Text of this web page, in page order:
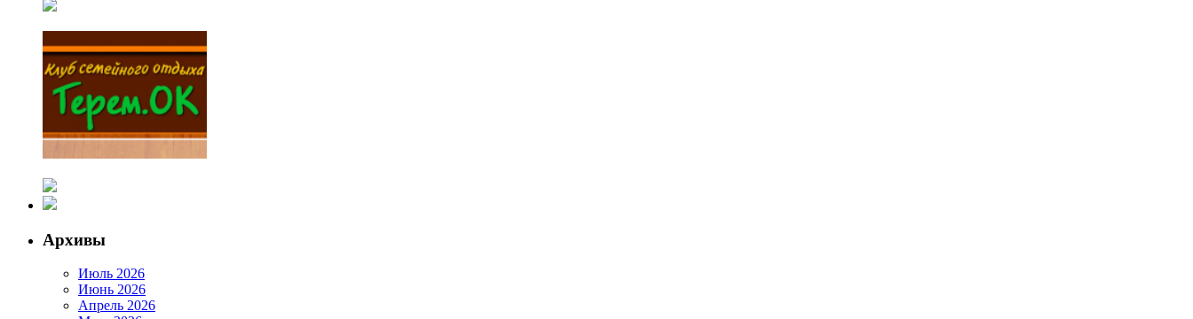
Архивы
Июль 2026
Июнь 2026
Апрель 2026